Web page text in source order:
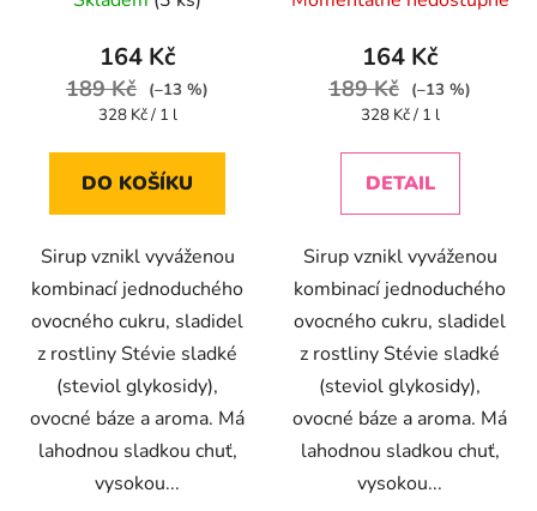
164 Kč
189 Kč
(–13 %)
Měrná
328 Kč / 1 l
DO KOŠÍKU
Sirup vznikl vyváženou
kombinací jednoduchého
ovocného cukru, sladidel
z rostliny Stévie sladké
(steviol glykosidy),
ovocné báze a aroma. Má
lahodnou sladkou chuť,
vysokou...
164 Kč
189 Kč
(–13 %)
Měrná
328 Kč / 1 l
DETAIL
Sirup vznikl vyváženou
kombinací jednoduchého
ovocného cukru, sladidel
z rostliny Stévie sladké
(steviol glykosidy),
ovocné báze a aroma. Má
lahodnou sladkou chuť,
vysokou...